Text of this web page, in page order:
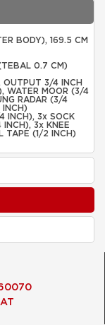
BODY), 169.5 CM
0.7 CM)
OUTPUT 3/4 INCH
WATER MOOR (3/4
RADAR (3/4
INCH), 3x SOCK
3x KNEE
TAPE (1/2 INCH)